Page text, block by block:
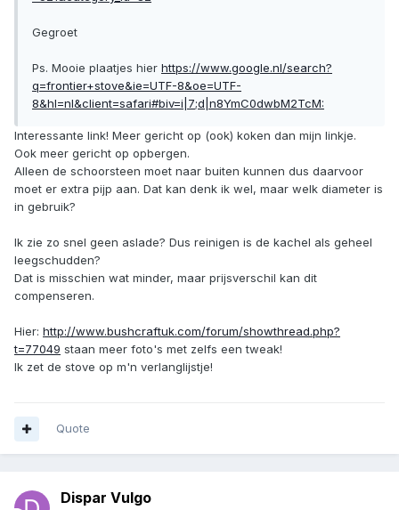
Gegroet
Ps. Mooie plaatjes hier https://www.google.nl/search?
q=frontier+stove&ie=UTF-8&oe=UTF-
8&hl=nl&client=safari#biv=i|7;d|n8YmC0dwbM2TcM:
Interessante link! Meer gericht op (ook) koken dan mijn linkje.
Ook meer gericht op opbergen.
Alleen de schoorsteen moet naar buiten kunnen dus daarvoor
moet er extra pijp aan. Dat kan denk ik wel, maar welk diameter is
in gebruik?
Ik zie zo snel geen aslade? Dus reinigen is de kachel als geheel
leegschudden?
Dat is misschien wat minder, maar prijsverschil kan dit
compenseren.
Hier: http://www.bushcraftuk.com/forum/showthread.php?
t=77049 staan meer foto's met zelfs een tweak!
Ik zet de stove op m'n verlanglijstje!
Quote
Dispar Vulgo